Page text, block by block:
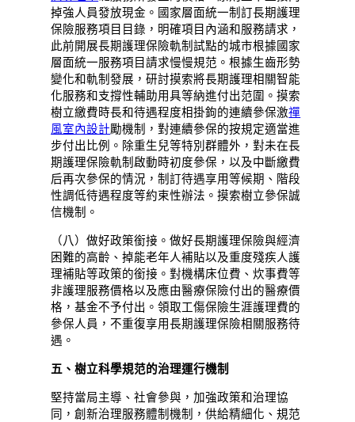
掉強人員發放現金。國家層面統一制訂長期護理
保險服務項目目錄，明確項目內涵和服務請求，
此前開展長期護理保險軌制試點的城市根據國家
層面統一服務項目請求慢慢規范。根據生齒形勢
變化和軌制發展，研討摸索將長期護理相關智能
化服務和支撐性輔助用具等納進付出范圍。摸索
樹立繳費時長和待遇程度相掛鉤的連續參保激禪
風室內設計勵機制，對連續參保的按規定適當進
步付出比例。除重生兒等特別群體外，對未在長
期護理保險軌制啟動時初度參保，以及中斷繳費
后再次參保的情況，制訂待遇享用等候期、階段
性調低待遇程度等約束性辦法。摸索樹立參保誠
信機制。
（八）做好政策銜接。做好長期護理保險與經濟
困難的高齡、掉能老年人補貼以及重度殘疾人護
理補貼等政策的銜接。對機構床位費、炊事費等
非護理服務價格以及應由醫療保險付出的醫療價
格，基金不予付出。領取工傷保險生涯護理費的
參保人員，不重復享用長期護理保險相關服務待
遇。
五、樹立科學規范的治理運行機制
堅持當局主導、社會參與，加強政策和治理協
同，創新治理服務體制機制，供給精細化、規范